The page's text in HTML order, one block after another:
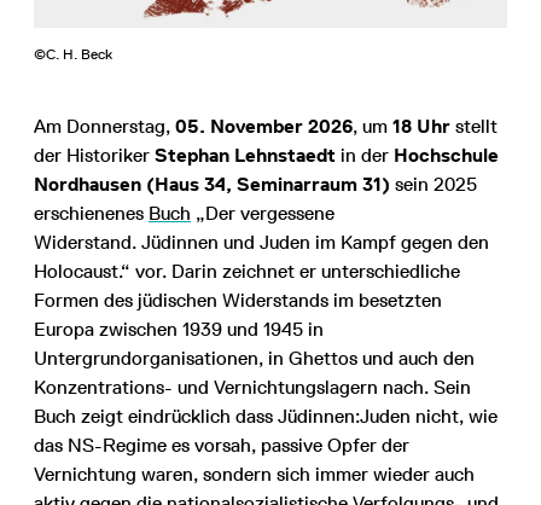
©C. H. Beck
Am Donnerstag, 05. November 2026, um 18 Uhr stellt
der Historiker Stephan Lehnstaedt in der Hochschule
Nordhausen (Haus 34, Seminarraum 31) sein 2025
erschienenes Buch „Der vergessene
Widerstand. Jüdinnen und Juden im Kampf gegen den
Holocaust.“ vor. Darin zeichnet er unterschiedliche
Formen des jüdischen Widerstands im besetzten
Europa zwischen 1939 und 1945 in
Untergrundorganisationen, in Ghettos und auch den
Konzentrations- und Vernichtungslagern nach. Sein
Buch zeigt eindrücklich dass Jüdinnen:Juden nicht, wie
das NS-Regime es vorsah, passive Opfer der
Vernichtung waren, sondern sich immer wieder auch